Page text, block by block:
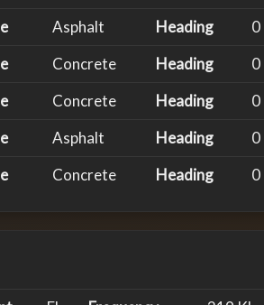
Asphalt Heading
0
Concrete Heading
0
Concrete Heading
0
Asphalt Heading
0
Concrete Heading 0